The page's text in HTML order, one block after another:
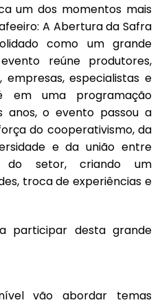
um dos momentos mais
A Abertura da Safra
como um grande
reúne produtores,
empresas, especialistas e
em uma programação
anos, o evento passou a
do cooperativismo, da
e da união entre
do setor, criando um
troca de experiências e
participar desta grande
vão abordar temas